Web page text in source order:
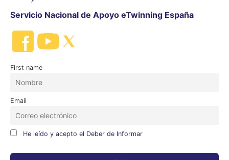
Servicio Nacional de Apoyo eTwinning España
First name
Email
He leído y acepto el Deber de Informar